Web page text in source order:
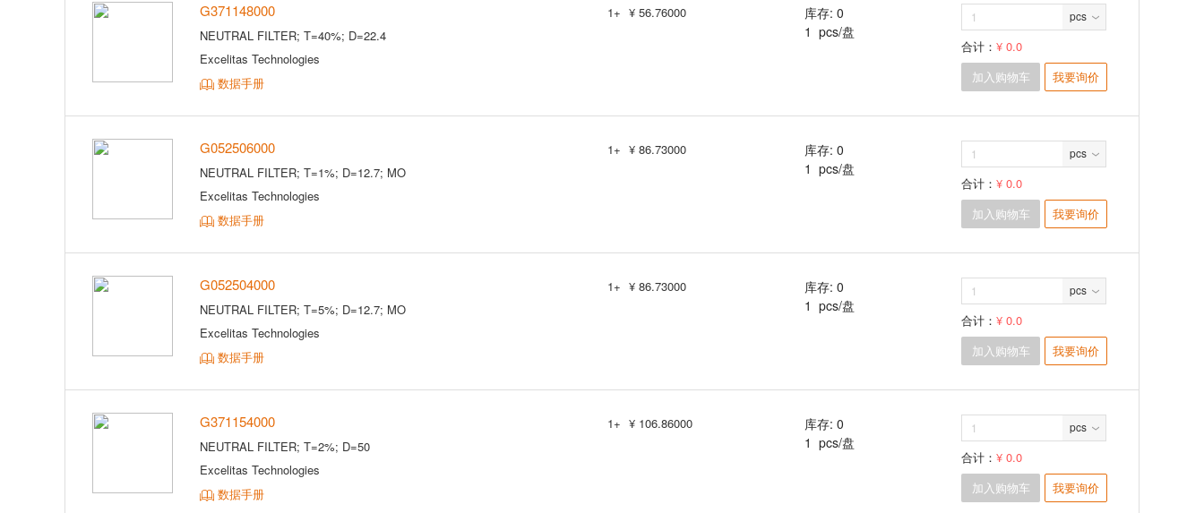
G371148000
NEUTRAL FILTER; T=40%; D=22.4
Excelitas Technologies
数据手册
1+ ¥ 56.76000
库存: 0
1 pcs/盘
pcs
合计： ¥ 0.0
加入购物车
我要询价
G052506000
NEUTRAL FILTER; T=1%; D=12.7; MO
Excelitas Technologies
数据手册
1+ ¥ 86.73000
库存: 0
1 pcs/盘
pcs
合计： ¥ 0.0
加入购物车
我要询价
G052504000
NEUTRAL FILTER; T=5%; D=12.7; MO
Excelitas Technologies
数据手册
1+ ¥ 86.73000
库存: 0
1 pcs/盘
pcs
合计： ¥ 0.0
加入购物车
我要询价
G371154000
NEUTRAL FILTER; T=2%; D=50
Excelitas Technologies
数据手册
1+ ¥ 106.86000
库存: 0
1 pcs/盘
pcs
合计： ¥ 0.0
加入购物车
我要询价